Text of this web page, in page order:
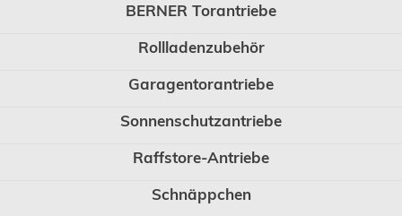
BERNER Torantriebe
Rollladenzubehör
Garagentorantriebe
Sonnenschutzantriebe
Raffstore-Antriebe
Schnäppchen